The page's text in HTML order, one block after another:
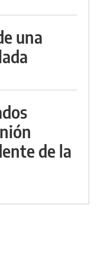
una
de la